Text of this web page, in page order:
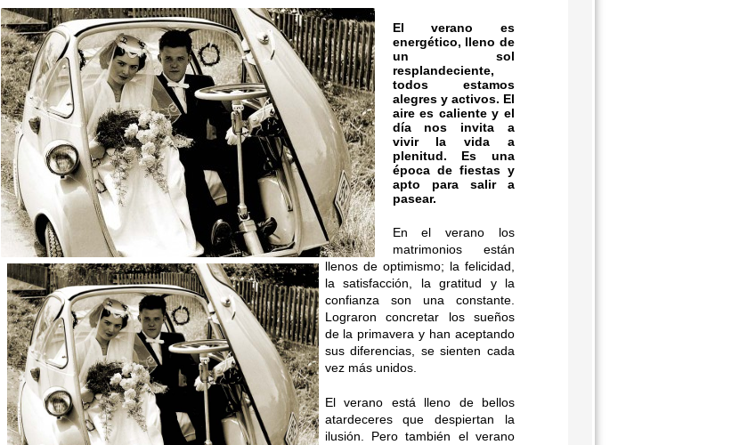
El verano es
energético, lleno de
un sol
resplandeciente,
todos estamos
alegres y activos. El
aire es caliente y el
día nos invita a
vivir la vida a
plenitud. Es una
época de fiestas y
apto para salir a
pasear.
En el verano los
matrimonios están
llenos de optimismo; la felicidad,
la satisfacción, la gratitud y la
confianza son una constante.
Lograron concretar los sueños
de la primavera y han aceptando
sus diferencias, se sienten cada
vez más unidos.
El verano está lleno de bellos
atardeceres que despiertan la
ilusión. Pero también el verano